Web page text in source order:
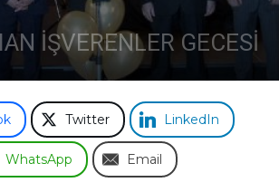
Odası
İŞVERENLER GECESİ
Twitter LinkedIn
WhatsApp Email